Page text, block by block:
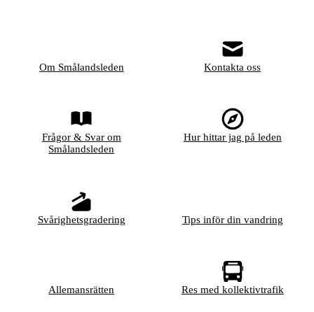
Om Smålandsleden Kontakta oss
Frågor & Svar om
Smålandsleden
Hur hittar jag på leden
Svårighetsgradering Tips inför din vandring
Allemansrätten Res med kollektivtrafik